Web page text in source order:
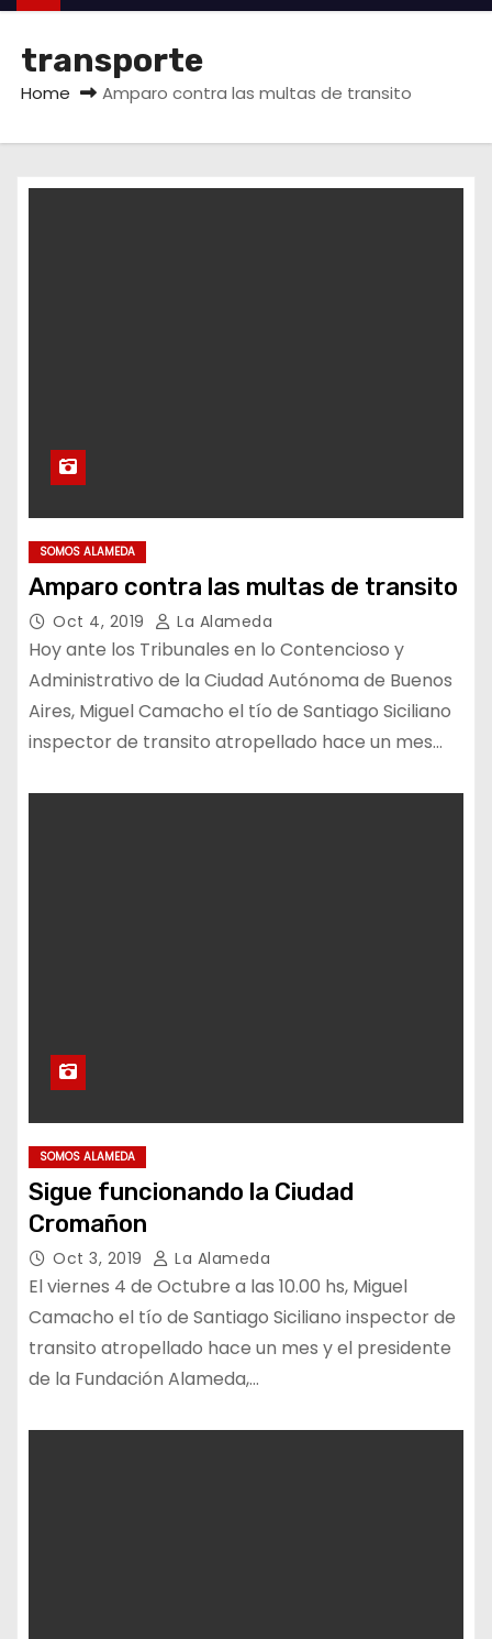
transporte
Home Amparo contra las multas de transito
SOMOS ALAMEDA
Amparo contra las multas de transito
Oct 4, 2019 La Alameda
Hoy ante los Tribunales en lo Contencioso y
Administrativo de la Ciudad Autónoma de Buenos
Aires, Miguel Camacho el tío de Santiago Siciliano
inspector de transito atropellado hace un mes…
SOMOS ALAMEDA
Sigue funcionando la Ciudad
Cromañon
Oct 3, 2019 La Alameda
El viernes 4 de Octubre a las 10.00 hs, Miguel
Camacho el tío de Santiago Siciliano inspector de
transito atropellado hace un mes y el presidente
de la Fundación Alameda,…